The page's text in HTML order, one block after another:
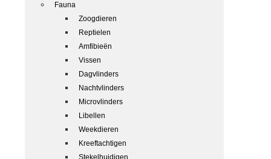
Fauna
Zoogdieren
Reptielen
Amfibieën
Vissen
Dagvlinders
Nachtvlinders
Microvlinders
Libellen
Weekdieren
Kreeftachtigen
Stekelhuidigen